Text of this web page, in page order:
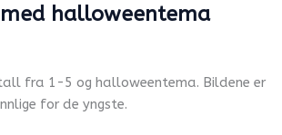
halloweentema
fra 1-5 og halloweentema. Bildene er
for de yngste.